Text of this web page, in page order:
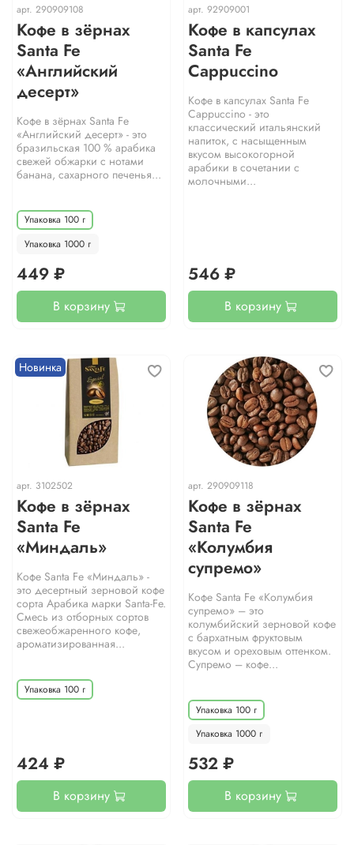
арт. 290909108
Кофе в зёрнах
Santa Fe
«Английский
десерт»
Кофе в зёрнах Santa Fe
«Английский десерт» - это
бразильская 100 % арабика
свежей обжарки с нотами
банана, сахарного печенья...
Упаковка 100 г
Упаковка 1000 г
449 ₽
В корзину
арт. 92909001
Кофе в капсулах
Santa Fe
Cappuccino
Кофе в капсулах Santa Fe
Cappuccino - это
классический итальянский
напиток, с насыщенным
вкусом высокогорной
арабики в сочетании с
молочными...
546 ₽
В корзину
Новинка
арт. 3102502
Кофе в зёрнах
Santa Fe
«Миндаль»
Кофе Santa Fe «Миндаль» -
это десертный зерновой кофе
сорта Арабика марки Santa-Fe.
Смесь из отборных сортов
свежеобжаренного кофе,
ароматизированная...
Упаковка 100 г
424 ₽
В корзину
арт. 290909118
Кофе в зёрнах
Santa Fe
«Колумбия
супремо»
Кофе Santa Fe «Колумбия
супремо» – это
колумбийский зерновой кофе
с бархатным фруктовым
вкусом и ореховым оттенком.
Супремо – кофе...
Упаковка 100 г
Упаковка 1000 г
532 ₽
В корзину